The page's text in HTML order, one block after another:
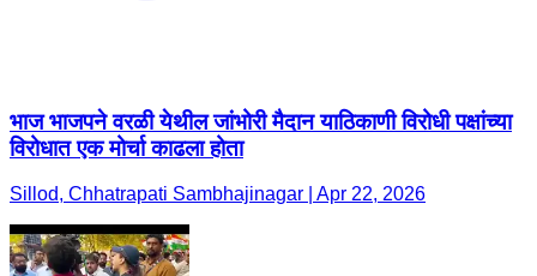
भाज भाजपने वरळी येथील जांभोरी मैदान याठिकाणी विरोधी पक्षांच्या
विरोधात एक मोर्चा काढला होता
Sillod, Chhatrapati Sambhajinagar | Apr 22, 2026